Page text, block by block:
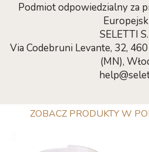
Podmiot odpowiedzialny za
SELETTI
Via Codebruni Levante, 32,
(MN),
ZOBACZ PRODUKTY W